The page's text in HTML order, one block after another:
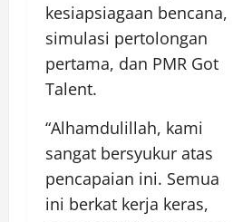
kesiapsiagaan bencana,
simulasi pertolongan
pertama, dan PMR Got
Talent.
“Alhamdulillah, kami
sangat bersyukur atas
pencapaian ini. Semua
ini berkat kerja keras,